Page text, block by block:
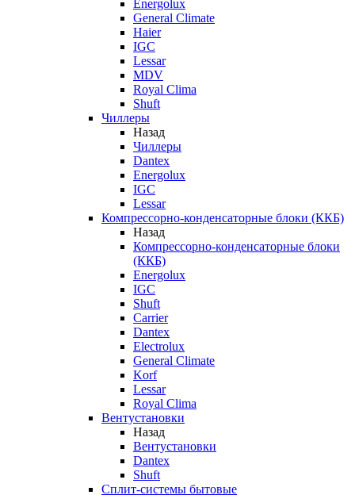
Energolux
General Climate
Haier
IGC
Lessar
MDV
Royal Clima
Shuft
Чиллеры
Назад
Чиллеры
Dantex
Energolux
IGC
Lessar
Компрессорно-конденсаторные блоки (ККБ)
Назад
Компрессорно-конденсаторные блоки
(ККБ)
Energolux
IGC
Shuft
Carrier
Dantex
Electrolux
General Climate
Korf
Lessar
Royal Clima
Вентустановки
Назад
Вентустановки
Dantex
Shuft
Сплит-системы бытовые